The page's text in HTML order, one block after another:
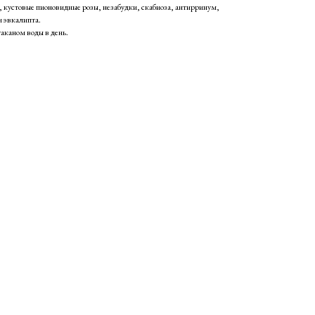
пионовидные розы, незабудки, скабиоза, антирринум,
эвкалипта.
воды в день.